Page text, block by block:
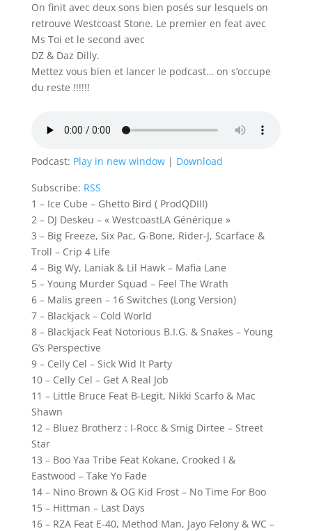
On finit avec deux sons bien posés sur lesquels on
retrouve Westcoast Stone. Le premier en feat avec
Ms Toi et le second avec
DZ & Daz Dilly.
Mettez vous bien et lancer le podcast… on s’occupe
du reste !!!!!!
Podcast: Play in new window| Download
Subscribe: RSS
1 – Ice Cube – Ghetto Bird ( ProdQDIII)
2 – DJ Deskeu – « WestcoastLA Générique »
3 – Big Freeze, Six Pac, G-Bone, Rider-J, Scarface &
Troll – Crip 4 Life
4 – Big Wy, Laniak & Lil Hawk – Mafia Lane
5 – Young Murder Squad – Feel The Wrath
6 – Malis green – 16 Switches (Long Version)
7 – Blackjack – Cold World
8 – Blackjack Feat Notorious B.I.G. & Snakes – Young
G’s Perspective
9 – Celly Cel – Sick Wid It Party
10 – Celly Cel – Get A Real Job
11 – Little Bruce Feat B-Legit, Nikki Scarfo & Mac
Shawn
12 – Bluez Brotherz : I-Rocc & Smig Dirtee – Street
Star
13 – Boo Yaa Tribe Feat Kokane, Crooked I &
Eastwood – Take Yo Fade
14 – Nino Brown & OG Kid Frost – No Time For Boo
15 – Hittman – Last Days
16 – RZA Feat E-40, Method Man, Jayo Felony & WC –